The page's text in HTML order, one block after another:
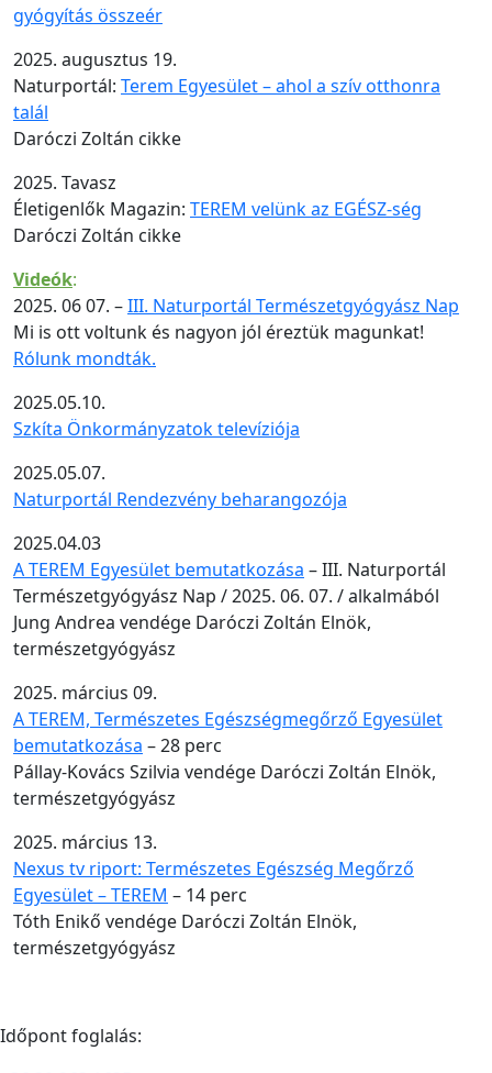
gyógyítás összeér
2025. augusztus 19.
Naturportál: Terem Egyesület – ahol a szív otthonra
talál
Daróczi Zoltán cikke
2025. Tavasz
Életigenlők Magazin: TEREM velünk az EGÉSZ-ség
Daróczi Zoltán cikke
Videók:
2025. 06 07. –III. Naturportál Természetgyógyász Nap
Mi is ott voltunk és nagyon jól éreztük magunkat!
Rólunk mondták.
2025.05.10.
Szkíta Önkormányzatok televíziója
2025.05.07.
Naturportál Rendezvény beharangozója
2025.04.03
A TEREM Egyesület bemutatkozása – III. Naturportál
Természetgyógyász Nap / 2025. 06. 07. / alkalmából
Jung Andrea vendége Daróczi Zoltán Elnök,
természetgyógyász
2025. március 09.
A TEREM, Természetes Egészségmegőrző Egyesület
bemutatkozása – 28 perc
Pállay-Kovács Szilvia vendége Daróczi Zoltán Elnök,
természetgyógyász
2025. március 13.
Nexus tv riport: Természetes Egészség Megőrző
Egyesület – TEREM – 14 perc
Tóth Enikő vendége Daróczi Zoltán Elnök,
természetgyógyász
Időpont foglalás: